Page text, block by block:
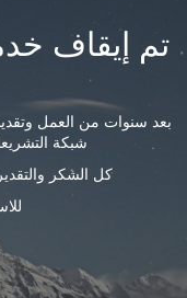
تم إيقاف
بعد سنوات من العمل
شبكة التشريعات
كل الشكر